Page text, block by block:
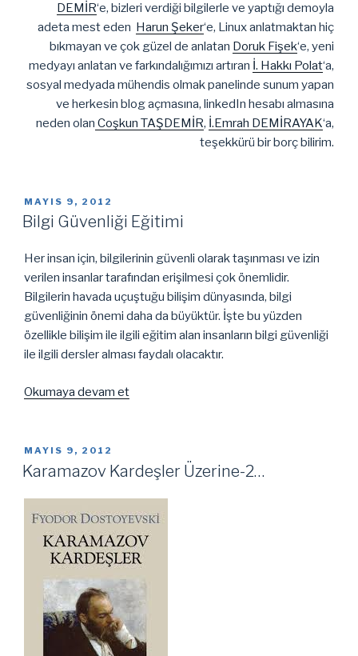
DEMİR‘e, bizleri verdiği bilgilerle ve yaptığı demoyla
adeta mest eden Harun Şeker‘e, Linux anlatmaktan hiç
bıkmayan ve çok güzel de anlatan Doruk Fişek‘e, yeni
medyayı anlatan ve farkındalığımızı artıran İ. Hakkı Polat‘a,
sosyal medyada mühendis olmak panelinde sunum yapan
ve herkesin blog açmasına, linkedIn hesabı almasına
neden olan Coşkun TAŞDEMİR, İ.Emrah DEMİRAYAK‘a,
teşekkürü bir borç bilirim.
YAYIM
TARIHI
MAYIS 9, 2012
Bilgi Güvenliği Eğitimi
Her insan için, bilgilerinin güvenli olarak taşınması ve izin
verilen insanlar tarafından erişilmesi çok önemlidir.
Bilgilerin havada uçuştuğu bilişim dünyasında, bilgi
güvenliğinin önemi daha da büyüktür. İşte bu yüzden
özellikle bilişim ile ilgili eğitim alan insanların bilgi güvenliği
ile ilgili dersler alması faydalı olacaktır.
Okumaya devam et“Bilgi
YAYIM
TARIHI
MAYIS 9, 2012
Karamazov Kardeşler Üzerine-2…